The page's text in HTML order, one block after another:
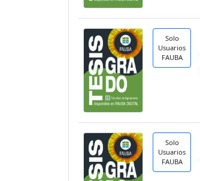
Solo
Usuarios
FAUBA
Solo
Usuarios
FAUBA